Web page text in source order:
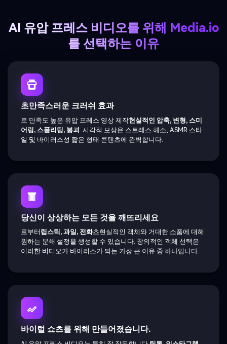
AI 유압 프레스 비디오를 위해 Media.io
를 선택하는 이유
초만족스러운 크러쉬 효과
로 만족도 높은 유압 프레스 영상 제작현실적인 압축, 변형, 스미
어링, 스플리팅, 붕괴 . 시각적 보상은 스트레스 해소, ASMR 스타
일 및 바이러스성 짧은 형태 콘텐츠에 완벽합니다.
당신이 상상하는 모든 것을 깨뜨리세요
로부터 립스틱, 과일, 전화초현실적인 객체와 거대한 소품에 대해
원하는 분쇄 설정을 생성할 수 있습니다. 창의적인 객체 선택은
이러한 비디오가 바이러스가 되는 가장 큰 이유 중 하나입니다.
바이럴 쇼츠를 위해 만들어졌습니다.